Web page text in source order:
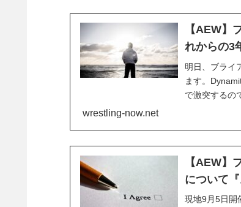
【AEW】
れからの3
明日、ブライ
ます。
で激突するの
イアンは、
wrestling-now.net
【AEW】
について
現地9月5日開